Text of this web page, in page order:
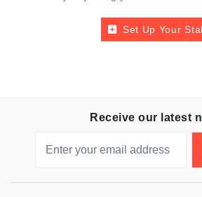
Set Up Your
Receive our latest